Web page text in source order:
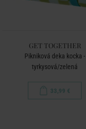
GET TOGETHER
Pikniková deka kocka -
tyrkysová/zelená
33,99 €